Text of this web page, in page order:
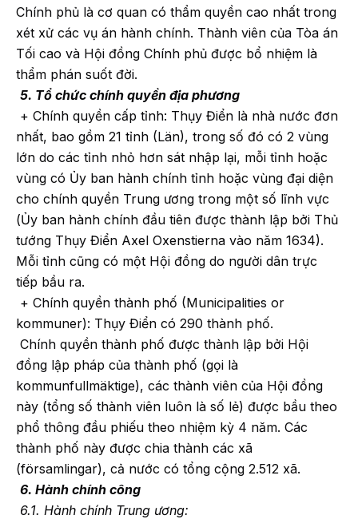
Chính phủ là cơ quan có thẩm quyền cao nhất trong
xét xử các vụ án hành chính. Thành viên của Tòa án
Tối cao và Hội đồng Chính phủ được bổ nhiệm là
thẩm phán suốt đời.
5. Tổ chức chính quyền địa phương
+ Chính quyền cấp tỉnh: Thụy Điển là nhà nước đơn
nhất, bao gồm 21 tỉnh (Län), trong số đó có 2 vùng
lớn do các tỉnh nhỏ hơn sát nhập lại, mỗi tỉnh hoặc
vùng có Ủy ban hành chính tỉnh hoặc vùng đại diện
cho chính quyền Trung ương trong một số lĩnh vực
(Ủy ban hành chính đầu tiên được thành lập bởi Thủ
tướng Thụy Điển Axel Oxenstierna vào năm 1634).
Mỗi tỉnh cũng có một Hội đồng do người dân trực
tiếp bầu ra.
+ Chính quyền thành phố (Municipalities or
kommuner): Thụy Điển có 290 thành phố.
Chính quyền thành phố được thành lập bởi Hội
đồng lập pháp của thành phố (gọi là
kommunfullmäktige), các thành viên của Hội đồng
này (tổng số thành viên luôn là số lẻ) được bầu theo
phổ thông đầu phiếu theo nhiệm kỳ 4 năm. Các
thành phố này được chia thành các xã
(församlingar), cả nước có tổng cộng 2.512 xã.
6. Hành chính công
6.1. Hành chính Trung ương: